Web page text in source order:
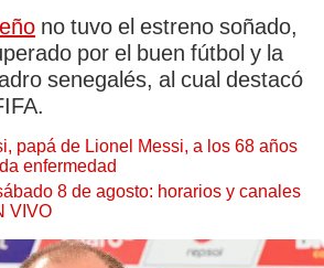
no tuvo el estreno soñado,
por el buen fútbol y la
senegalés, al cual destacó
papá de Lionel Messi, a los 68 años
enfermedad
8 de agosto: horarios y canales
VIVO